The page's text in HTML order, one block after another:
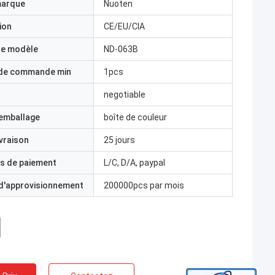
Nuoten
CE/EU/CIA
modèle ND-063B
commande min 1pcs
negotiable
boîte de couleur
25 jours
de paiement L/C, D/A, paypal
200000pcs par mois